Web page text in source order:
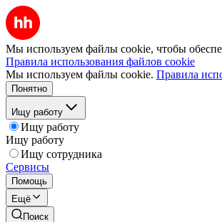
Мы используем файлы cookie, чтобы
Правила использования файлов cookie
Мы используем файлы cookie. Правила
Понятно
Ищу работу
Ищу работу
Ищу работу
Ищу сотрудника
Сервисы
Помощь
Ещё
Поиск